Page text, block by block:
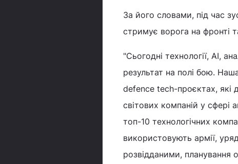
За його словами, під час
стримує ворога на фронті
"Сьогодні технології, AI,
результат на полі бою.
defence tech-проєктах, які
світових компаній у сфері
топ-10 технологічних
використовують армії,
розвідданими, планування